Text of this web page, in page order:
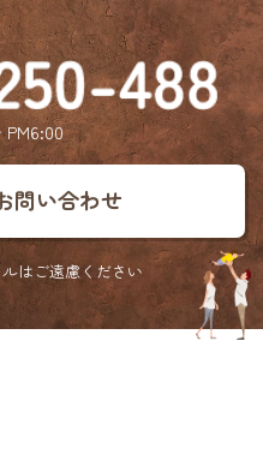
PM6:00
問い合わせ
はご遠慮ください